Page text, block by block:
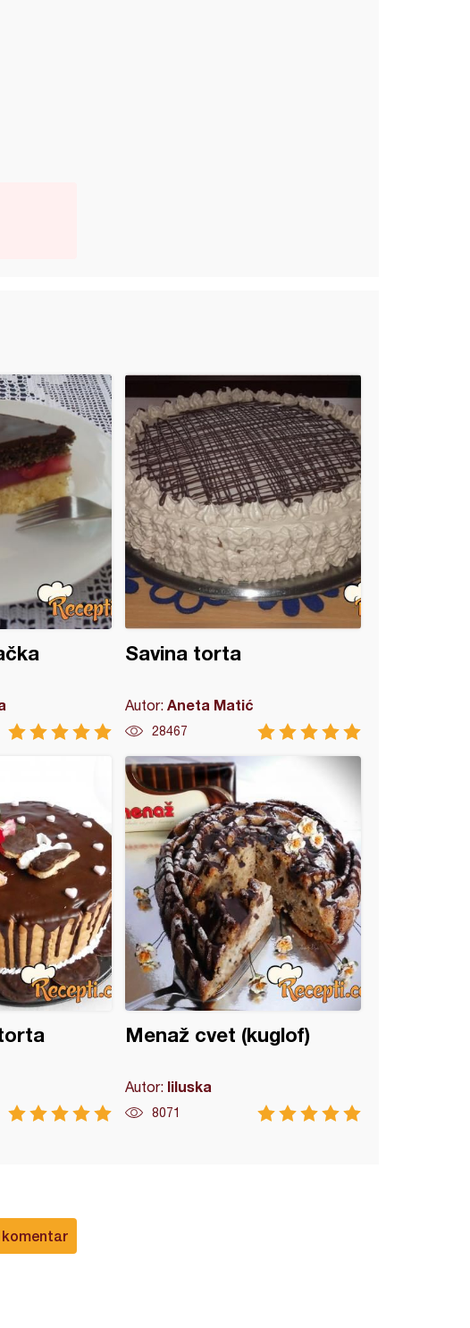
Savina torta
Autor:Aneta Matić
28467
Menaž cvet (kuglof)
Autor: liluska
8071